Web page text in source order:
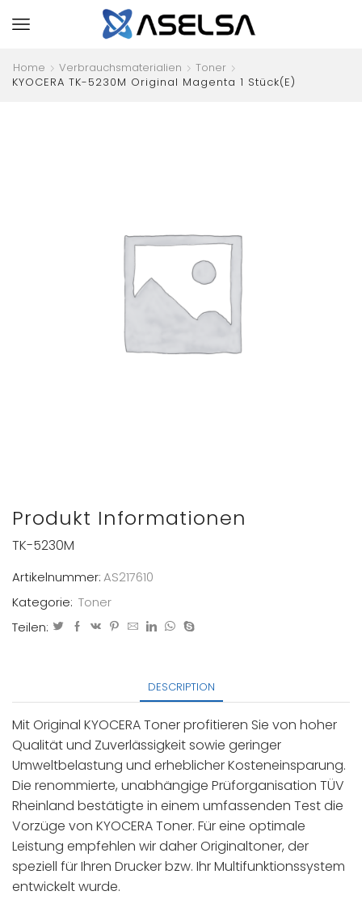
Home Verbrauchsmaterialien
Toner
KYOCERA TK-5230M Original Magenta 1 Stück(e)
Produkt Informationen
TK-5230M
Artikelnummer:AS217610
Kategorie: Toner
Teilen:
DESCRIPTION
Mit Original KYOCERA Toner profitieren Sie von hoher
Qualität und Zuverlässigkeit sowie geringer
Umweltbelastung und erheblicher Kosteneinsparung.
Die renommierte, unabhängige Prüforganisation TÜV
Rheinland bestätigte in einem umfassenden Test die
Vorzüge von KYOCERA Toner. Für eine optimale
Leistung empfehlen wir daher Originaltoner, der
speziell für Ihren Drucker bzw. Ihr Multifunktionssystem
entwickelt wurde.